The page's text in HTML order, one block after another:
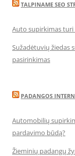
TALPINAME SEO
Auto supirkimas
Sužadėtuvių žiedas
pasirinkimas
PADANGOS
Automobilių
pardavimo būdą?
Žieminių padangų